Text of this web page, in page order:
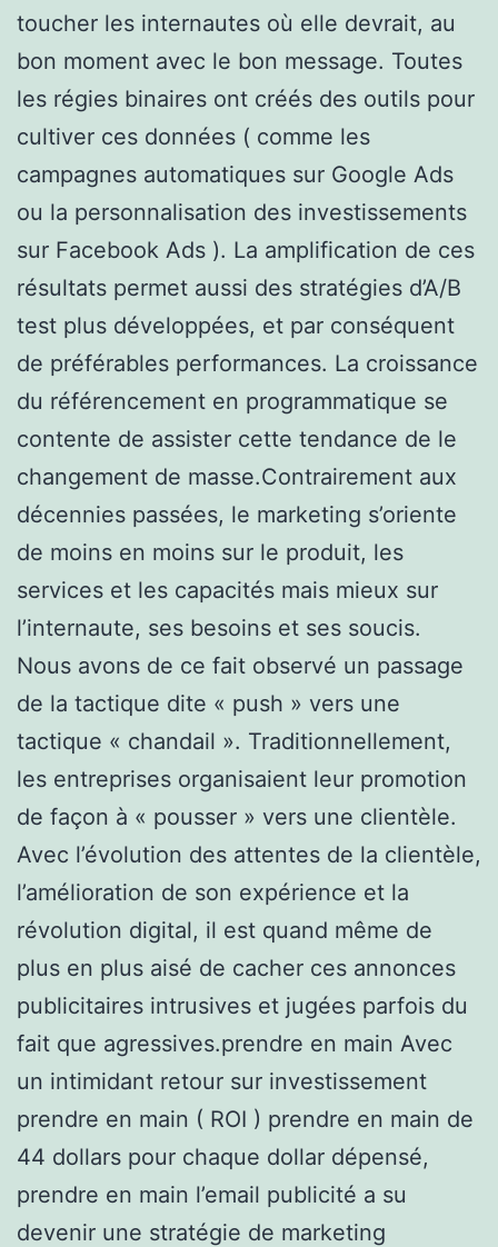
toucher les internautes où elle devrait, au
bon moment avec le bon message. Toutes
les régies binaires ont créés des outils pour
cultiver ces données ( comme les
campagnes automatiques sur Google Ads
ou la personnalisation des investissements
sur Facebook Ads ). La amplification de ces
résultats permet aussi des stratégies d’A/B
test plus développées, et par conséquent
de préférables performances. La croissance
du référencement en programmatique se
contente de assister cette tendance de le
changement de masse.Contrairement aux
décennies passées, le marketing s’oriente
de moins en moins sur le produit, les
services et les capacités mais mieux sur
l’internaute, ses besoins et ses soucis.
Nous avons de ce fait observé un passage
de la tactique dite « push » vers une
tactique « chandail ». Traditionnellement,
les entreprises organisaient leur promotion
de façon à « pousser » vers une clientèle.
Avec l’évolution des attentes de la clientèle,
l’amélioration de son expérience et la
révolution digital, il est quand même de
plus en plus aisé de cacher ces annonces
publicitaires intrusives et jugées parfois du
fait que agressives.prendre en main Avec
un intimidant retour sur investissement
prendre en main ( ROI ) prendre en main de
44 dollars pour chaque dollar dépensé,
prendre en main l’email publicité a su
devenir une stratégie de marketing